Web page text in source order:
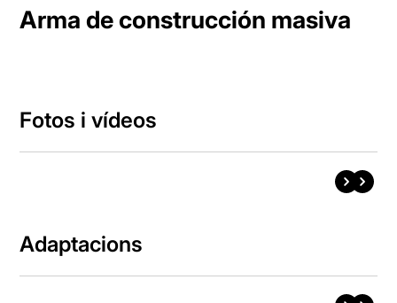
Arma de construcción masiva
Fotos i vídeos
Adaptacions